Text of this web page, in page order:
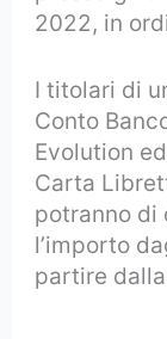
2022, in
I titolari di
Conto
Evolution
Carta
potranno di
l’importo
partire